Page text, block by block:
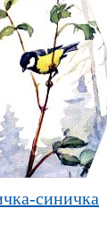
синичка